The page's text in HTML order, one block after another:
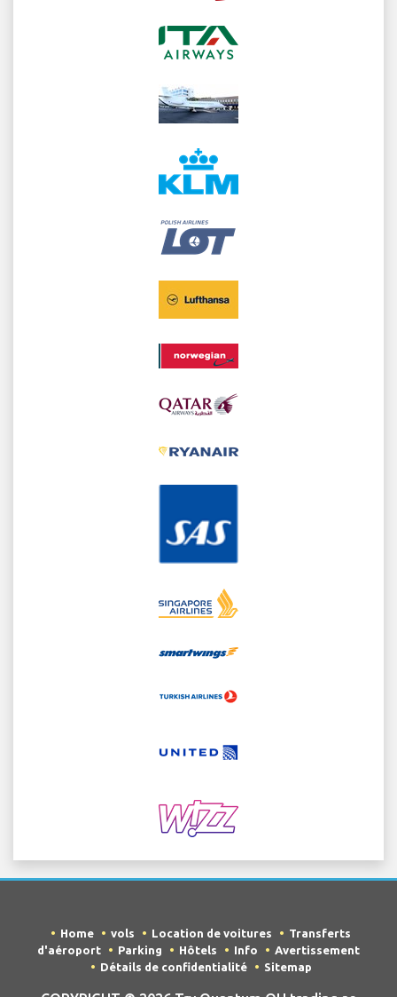
Home vols Location de voitures
Transferts
d'aéroport
Parking Hôtels Info
Avertissement
Détails de confidentialité
Sitemap